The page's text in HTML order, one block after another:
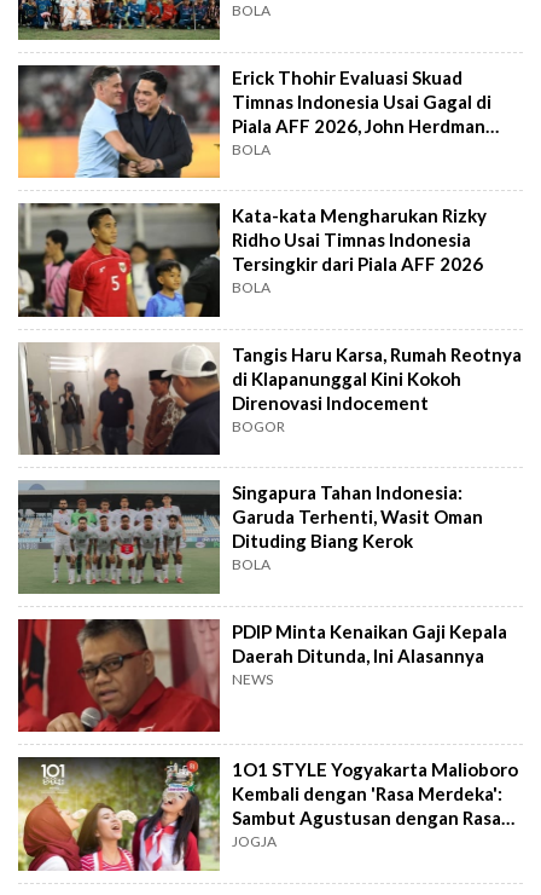
BOLA
Erick Thohir Evaluasi Skuad
Timnas Indonesia Usai Gagal di
Piala AFF 2026, John Herdman
Out?
BOLA
Kata-kata Mengharukan Rizky
Ridho Usai Timnas Indonesia
Tersingkir dari Piala AFF 2026
BOLA
Tangis Haru Karsa, Rumah Reotnya
di Klapanunggal Kini Kokoh
Direnovasi Indocement
BOGOR
Singapura Tahan Indonesia:
Garuda Terhenti, Wasit Oman
Dituding Biang Kerok
BOLA
PDIP Minta Kenaikan Gaji Kepala
Daerah Ditunda, Ini Alasannya
NEWS
1O1 STYLE Yogyakarta Malioboro
Kembali dengan 'Rasa Merdeka':
Sambut Agustusan dengan Rasa
dan Tawa
JOGJA